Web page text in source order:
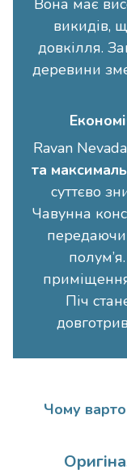
викидів,
довкілля.
деревини
Ravan
та
суттєво
Чавунна
передаючи
Піч
Чому